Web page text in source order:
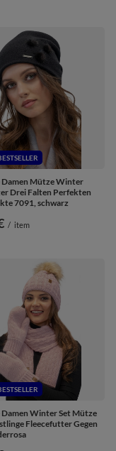
Damen Mütze Winter
Drei Falten Perfekten
7091, schwarz
/ item
Damen Winter Set Mütze
Fleecefutter Gegen